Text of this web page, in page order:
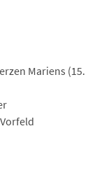
Mariens (15.